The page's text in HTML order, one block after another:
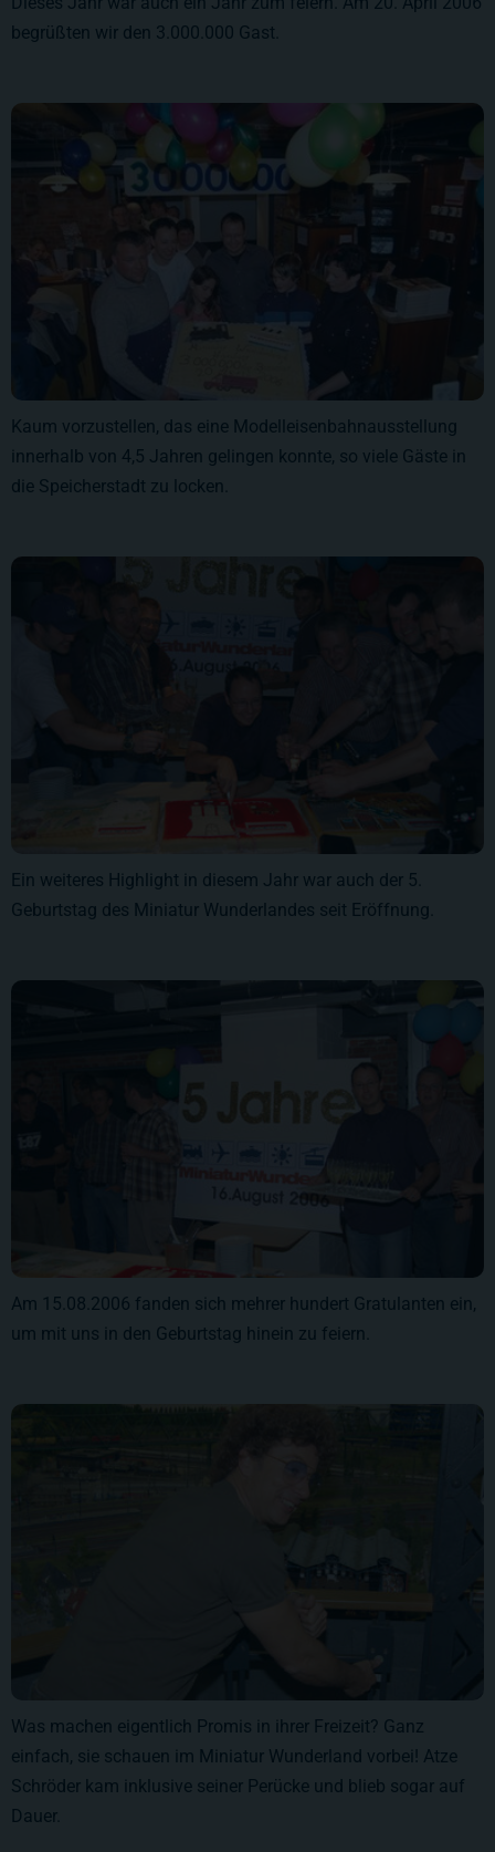
begrüßten wir den 3.000.000 Gast.
Kaum vorzustellen, das eine Modelleisenbahnausstellung
innerhalb von 4,5 Jahren gelingen konnte, so viele Gäste in
die Speicherstadt zu locken.
Ein weiteres Highlight in diesem Jahr war auch der 5.
Geburtstag des Miniatur Wunderlandes seit Eröffnung.
Am 15.08.2006 fanden sich mehrer hundert Gratulanten ein,
um mit uns in den Geburtstag hinein zu feiern.
Was machen eigentlich Promis in ihrer Freizeit? Ganz
einfach, sie schauen im Miniatur Wunderland vorbei! Atze
Schröder kam inklusive seiner Perücke und blieb sogar auf
Dauer.